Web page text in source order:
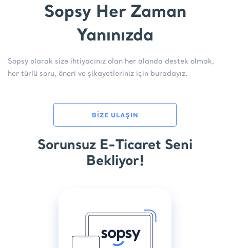
Sopsy Her Zaman
Yanınızda
Sopsy olarak size ihtiyacınız olan her alanda destek olmak,
her türlü soru, öneri ve şikayetleriniz için buradayız.
BİZE ULAŞIN
Sorunsuz E-Ticaret Seni
Bekliyor!